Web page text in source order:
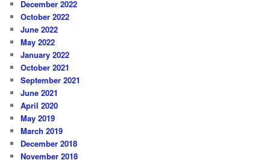
December 2022
October 2022
June 2022
May 2022
January 2022
October 2021
September 2021
June 2021
April 2020
May 2019
March 2019
December 2018
November 2018